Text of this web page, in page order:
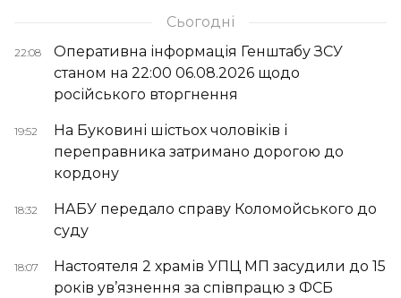
Сьогодні
22:08
Оперативна інформація Генштабу ЗСУ
станом на 22:00 06.08.2026 щодо
російського вторгнення
19:52
На Буковині шістьох чоловіків і
переправника затримано дорогою до
кордону
18:32
НАБУ передало справу Коломойського до
суду
18:07
Настоятеля 2 храмів УПЦ МП засудили до 15
років ув’язнення за співпрацю з ФСБ